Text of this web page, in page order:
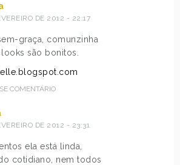
DE 2012 - 22:17
graça, comunzinha
são bonitos.
COMENTÁRIO
DE 2012 - 23:31
ela está linda,
cotidiano, nem todos